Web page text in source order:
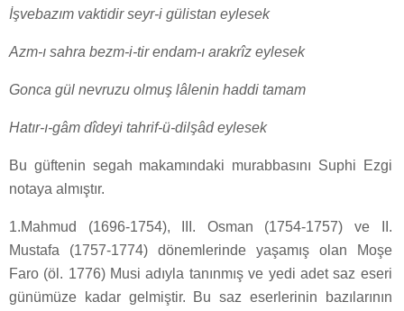
İşvebazım vaktidir seyr-i gülistan eylesek
Azm-ı sahra bezm-i-tir endam-ı arakrîz eylesek
Gonca gül nevruzu olmuş lâlenin haddi tamam
Hatır-ı-gâm dîdeyi tahrif-ü-dilşâd eylesek
Bu güftenin segah makamındaki murabbasını Suphi Ezgi
notaya almıştır.
1.Mahmud (1696-1754), III. Osman (1754-1757) ve II.
Mustafa (1757-1774) dönemlerinde yaşamış olan Moşe
Faro (öl. 1776) Musi adıyla tanınmış ve yedi adet saz eseri
günümüze kadar gelmiştir. Bu saz eserlerinin bazılarının